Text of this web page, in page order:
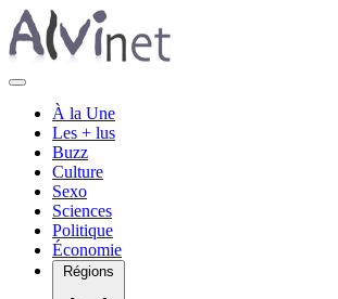
À la Une
Les + lus
Buzz
Culture
Sexo
Sciences
Politique
Économie
Régions